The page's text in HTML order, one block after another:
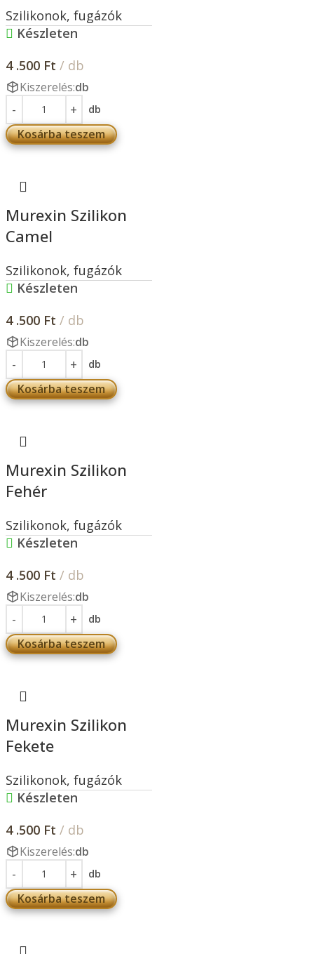
Szilikonok, fugázók
Készleten
4 .500 Ft / db
Kiszerelés:db
db
Kosárba teszem
Murexin Szilikon
Camel
Szilikonok, fugázók
Készleten
4 .500 Ft / db
Kiszerelés:db
db
Kosárba teszem
Murexin Szilikon
Fehér
Szilikonok, fugázók
Készleten
4 .500 Ft / db
Kiszerelés:db
db
Kosárba teszem
Murexin Szilikon
Fekete
Szilikonok, fugázók
Készleten
4 .500 Ft / db
Kiszerelés:db
db
Kosárba teszem